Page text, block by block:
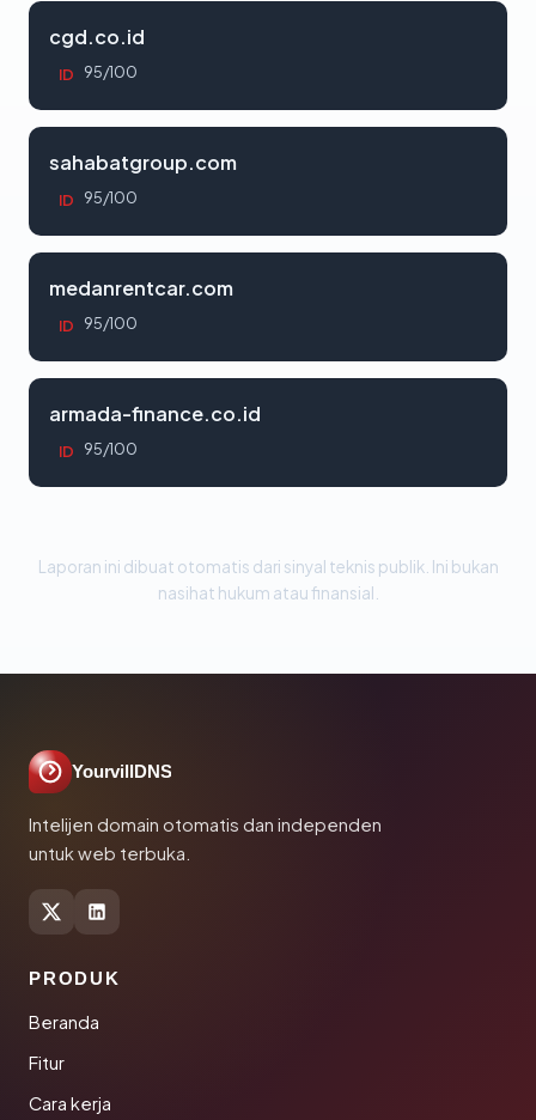
cgd.co.id
ID 95/100
sahabatgroup.com
ID 95/100
medanrentcar.com
ID 95/100
armada-finance.co.id
ID 95/100
Laporan ini dibuat otomatis dari sinyal teknis publik. Ini bukan
nasihat hukum atau finansial.
YourvillDNS
Intelijen domain otomatis dan independen
untuk web terbuka.
PRODUK
Beranda
Fitur
Cara kerja